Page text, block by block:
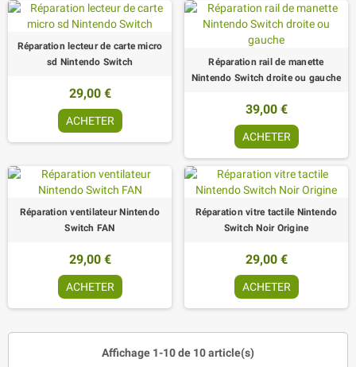
Réparation lecteur de carte micro
sd Nintendo Switch
29,00 €
ACHETER
Réparation rail de manette
Nintendo Switch droite ou gauche
39,00 €
ACHETER
Réparation ventilateur Nintendo
Switch FAN
29,00 €
ACHETER
Réparation vitre tactile Nintendo
Switch Noir Origine
29,00 €
ACHETER
Affichage 1-10 de 10 article(s)